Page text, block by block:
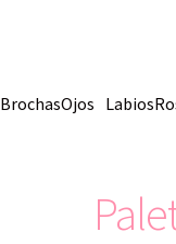
BrochasOjos Labios